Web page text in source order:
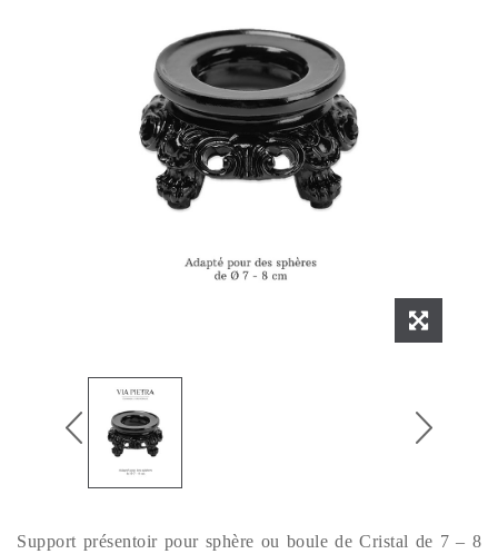
Support présentoir pour sphère ou boule de Cristal de 7 – 8